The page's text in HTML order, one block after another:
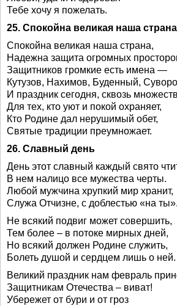
Тебе хочу я пожелать.
25. Спокойна великая наша страна
Спокойна великая наша страна,
Надежна защита огромных
Защитников громкие есть имена —
Кутузов, Нахимов, Буденный,
И праздник сегодня, сквозь
Для тех, кто уют и покой охраняет,
Кто Родине дал нерушимый обет,
Святые традиции преумножает.
26. Славный день
День этот славный каждый свято
В нем налицо все мужества черты.
Любой мужчина хрупкий мир хранит,
Служа Отчизне, с доблестью «на ты».
Не всякий подвиг может совершить,
Тем более – в потоке мирных дней,
Но всякий должен Родине служить,
Болеть душой и сердцем лишь о ней.
Великий праздник нам февраль
Защитникам Отечества – виват!
Убережет от бури и от гроз